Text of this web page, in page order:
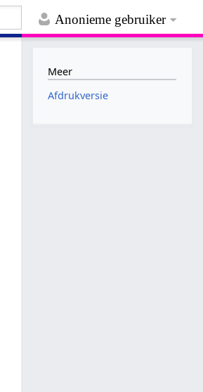
Anonieme gebruiker
Meer
Afdrukversie